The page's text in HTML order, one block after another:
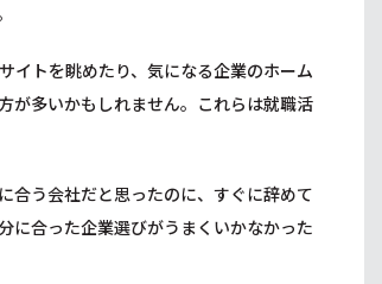
イトを眺めたり、気になる企業のホーム
が多いかもしれません。これらは就職活
合う会社だと思ったのに、すぐに辞めて
に合った企業選びがうまくいかなかった